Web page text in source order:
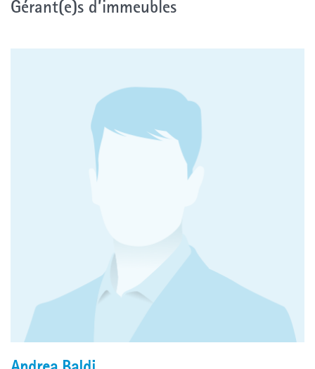
Gérant(e)s d’immeubles